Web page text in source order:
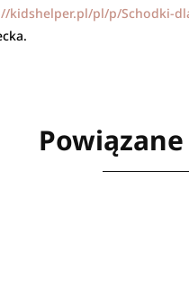
kidshelper.pl/pl/p/Schodki-